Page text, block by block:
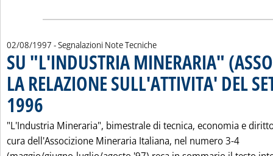
02/08/1997 - Segnalazioni Note Tecniche
SU "L'INDUSTRIA MINERARIA"
LA RELAZIONE SULL'ATTIVITA' DEL
1996
"L'Industria Mineraria", bimestrale di tecnica, economia e
cura dell'Associzione Mineraria Italiana, nel numero 3-4